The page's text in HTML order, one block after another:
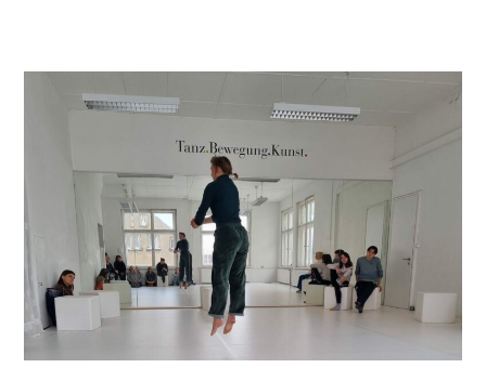
menu
menu